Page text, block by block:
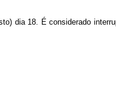
dia 18. É considerado